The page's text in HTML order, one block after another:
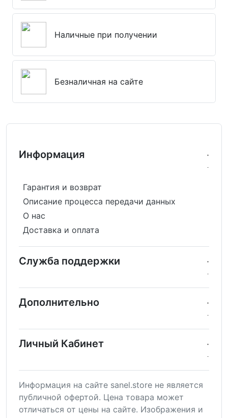
Наличные при получении
Безналичная на сайте
Информация
Гарантия и возврат
Описание процесса передачи данных
О нас
Доставка и оплата
Служба поддержки
Дополнительно
Личный Кабинет
Информация на сайте sanel.store не является
публичной офертой. Цена товара может
отличаться от цены на сайте. Изображения и